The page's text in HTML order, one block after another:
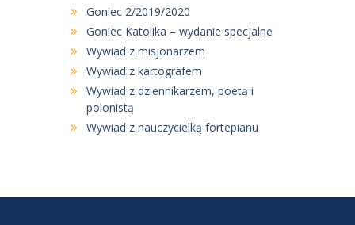
Goniec 2/2019/2020
Goniec Katolika – wydanie specjalne
Wywiad z misjonarzem
Wywiad z kartografem
Wywiad z dziennikarzem, poetą i
polonistą
Wywiad z nauczycielką fortepianu